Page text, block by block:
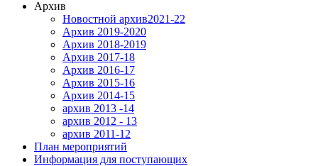
Архив
Новостной архив2021-22
Архив 2019-2020
Архив 2018-2019
Архив 2017-18
Архив 2016-17
Архив 2015-16
Архив 2014-15
архив 2013 -14
архив 2012 - 13
архив 2011-12
План мероприятий
Информация для поступающих